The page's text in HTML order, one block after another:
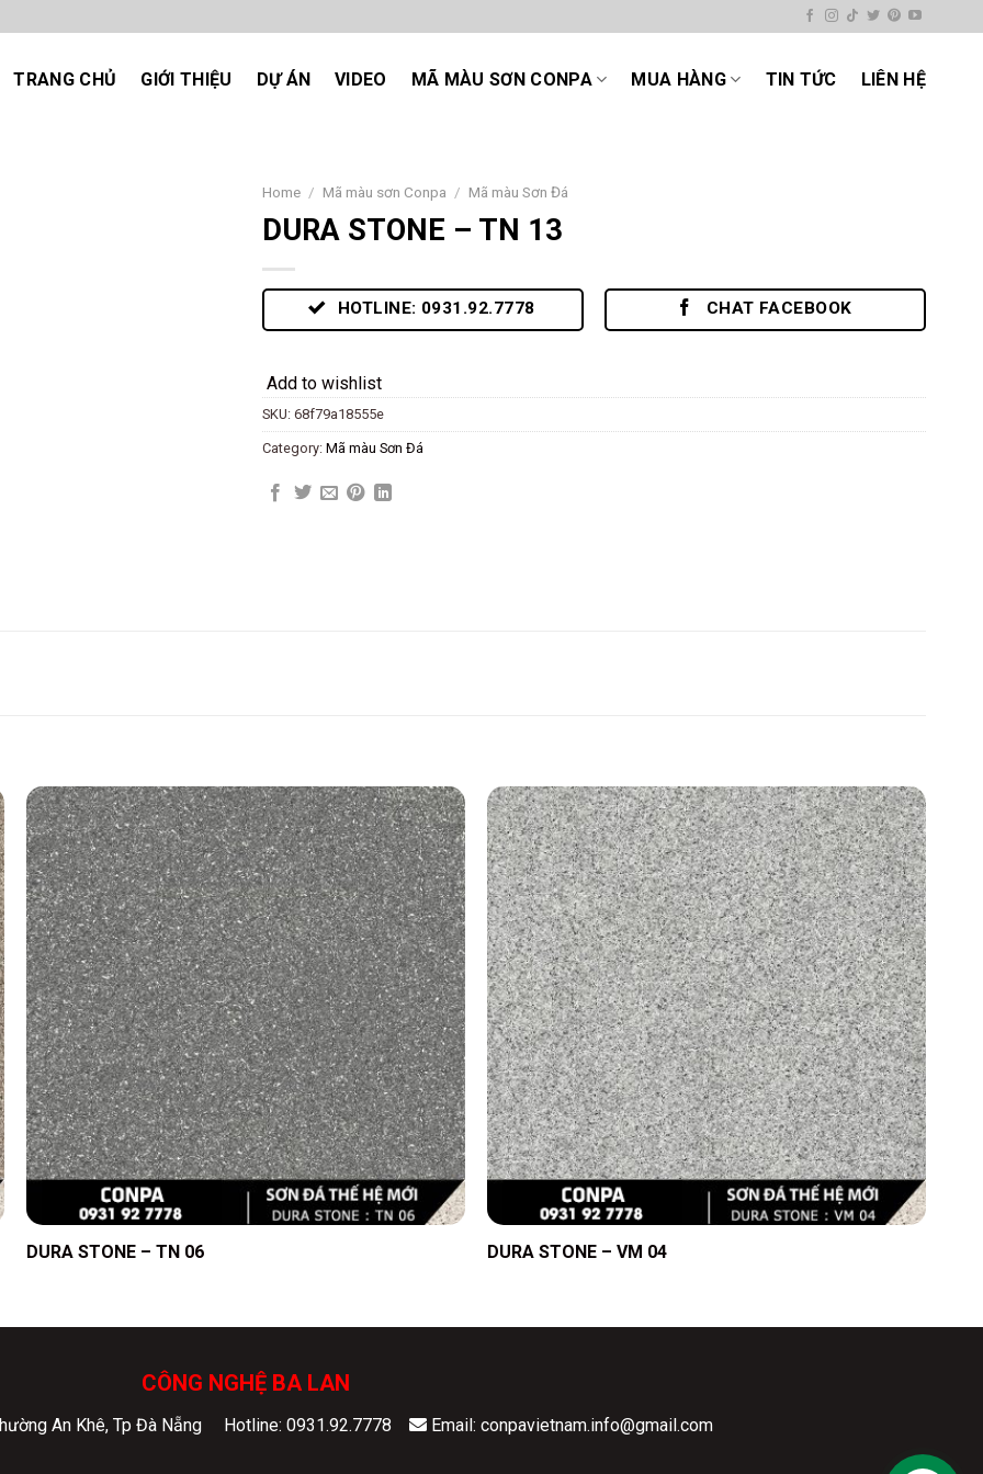
TRANG CHỦ GIỚI THIỆU DỰ ÁN VIDEO MÃ MÀU SƠN CONPA MUA HÀNG TIN TỨC LIÊN HỆ
Home / Mã màu sơn Conpa / Mã màu Sơn Đá
DURA STONE – TN 13
HOTLINE: 0931.92.7778 CHAT FACEBOOK
Add to wishlist
SKU: 68f79a18555e
Category: Mã màu Sơn Đá
Add to
wishlist
DURA STONE – TN 06
Add to
wishlist
DURA STONE – VM 04
CÔNG NGHỆ BA LAN
An Khê, Tp Đà Nẵng Hotline: 0931.92.7778 Email: conpavietnam.info@gmail.com